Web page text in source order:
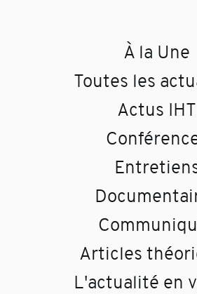
À la Une
Toutes les
Actus IHT
Articles
L'actualité en